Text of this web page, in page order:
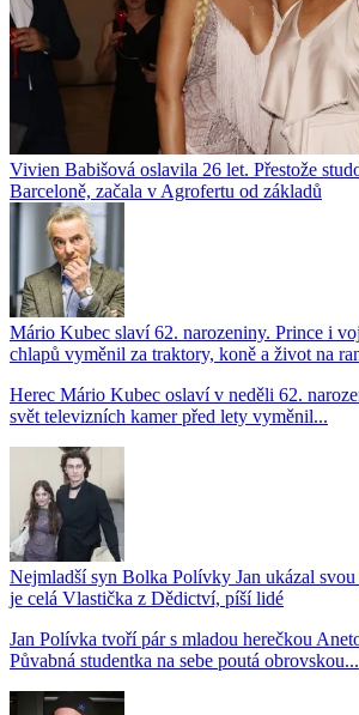
Vivien Babišová oslavila 26 let. Přestože
Barceloně, začala v Agrofertu od základů
Mário Kubec slaví 62. narozeniny. Prince i
chlapů vyměnil za traktory, koně a život na
Herec Mário Kubec oslaví v neděli 62.
svět televizních kamer před lety vyměnil...
Nejmladší syn Bolka Polívky Jan ukázal
je celá Vlastička z Dědictví, píší lidé
Jan Polívka tvoří pár s mladou herečkou
Půvabná studentka na sebe poutá obrovskou...